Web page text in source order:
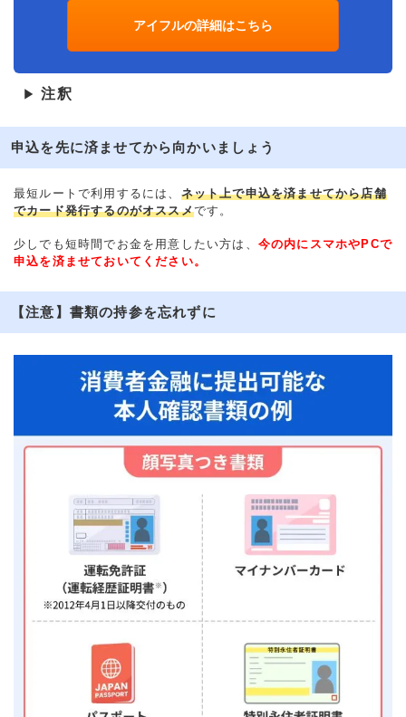
アイフルの詳細はこちら
▶ 注釈
申込を先に済ませてから向かいましょう
最短ルートで利用するには、 ネット上で申込を済ませてから店舗
でカード発行するのがオススメです。
少しでも短時間でお金を用意したい方は、 今の内にスマホやPCで
申込を済ませておいてください。
【注意】書類の持参を忘れずに